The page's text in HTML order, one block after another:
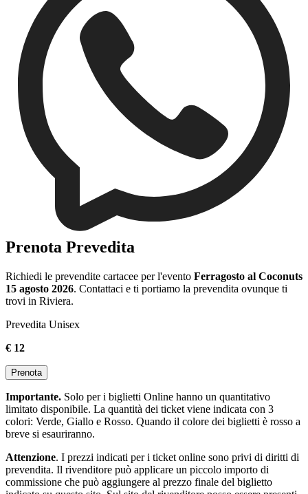
Prenota Prevedita
Richiedi le prevendite cartacee per l'evento Ferragosto al Coconuts
15 agosto 2026. Contattaci e ti portiamo la prevendita ovunque ti
trovi in Riviera.
Prevedita Unisex
€ 12
Prenota
Importante. Solo per i biglietti Online hanno un quantitativo
limitato disponibile. La quantità dei ticket viene indicata con 3
colori: Verde, Giallo e Rosso. Quando il colore dei biglietti è rosso a
breve si esauriranno.
Attenzione. I prezzi indicati per i ticket online sono privi di diritti di
prevendita. Il rivenditore può applicare un piccolo importo di
commissione che può aggiungere al prezzo finale del biglietto